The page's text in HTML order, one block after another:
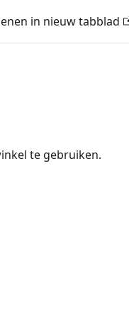
in nieuw tabblad
te gebruiken.